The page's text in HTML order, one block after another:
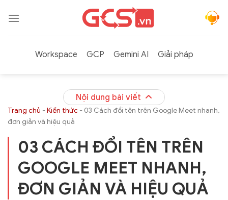
qua
Workspace
GCP Gemini AI Giải pháp
Nội dung bài viết
Trang chủ -Kiến thức - 03 Cách đổi tên trên Google Meet nhanh,
đơn giản và hiệu quả
03 CÁCH ĐỔI TÊN TRÊN
GOOGLE MEET NHANH,
ĐƠN GIẢN VÀ HIỆU QUẢ